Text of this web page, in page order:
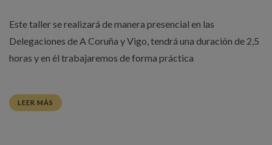
Este taller se realizará de manera presencial en las
Delegaciones de A Coruña y Vigo, tendrá una duración de 2,5
horas y en él trabajaremos de forma práctica
LEER MÁS